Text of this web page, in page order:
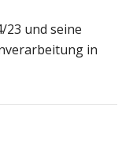
23 und seine
in